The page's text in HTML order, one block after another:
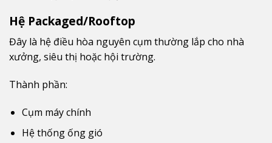
Hệ Packaged/Rooftop
Đây là hệ điều hòa nguyên cụm thường lắp cho nhà
xưởng, siêu thị hoặc hội trường.
Thành phần:
Cụm máy chính
Hệ thống ống gió